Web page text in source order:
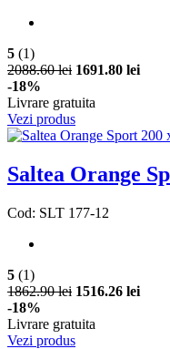
5 (1)
2088.60 lei 1691.80 lei
-18%
Livrare gratuita
Vezi produs
Saltea Orange
Cod: SLT 177-12
5 (1)
1862.90 lei 1516.26 lei
-18%
Livrare gratuita
Vezi produs